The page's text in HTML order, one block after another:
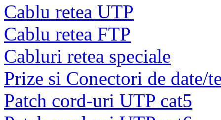
Cablu retea UTP
Cablu retea FTP
Cabluri retea speciale
Prize si Conectori de date/
Patch cord-uri UTP cat5